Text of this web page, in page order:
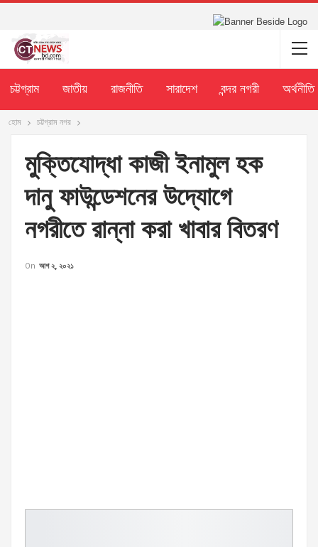
চট্টগ্রাম জাতীয় রাজনীতি সারাদেশ বন্দর নগরী অর্থনীতি
হোম চট্টগ্রাম নগর
মুক্তিযোদ্ধা কাজী ইনামুল হক
দানু ফাউন্ডেশনের উদ্যোগে
নগরীতে রান্না করা খাবার বিতরণ
On আগ ২, ২০২১